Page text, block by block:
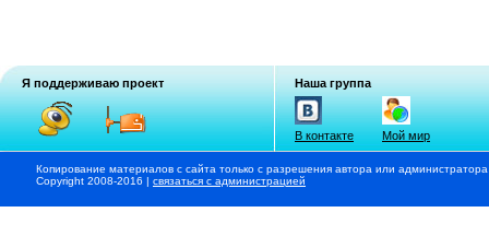
Я поддерживаю проект Наша группа
В контакте Мой мир
Копирование материалов с сайта только с разрешения автора или
Copyright 2008-2016 | связаться с администрацией